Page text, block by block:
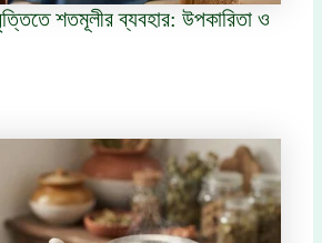
শতমূলীর ব্যবহার: উপকারিতা ও